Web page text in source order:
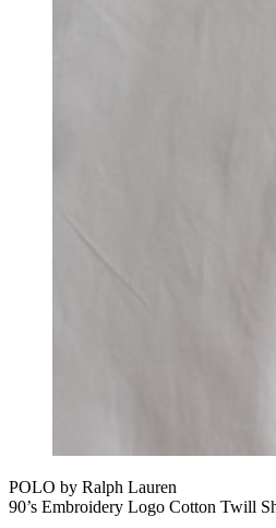
POLO by Ralph Lauren
90’s Embroidery Logo Cotton Twill